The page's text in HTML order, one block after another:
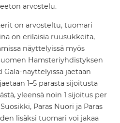
arvostelu.
on arvosteltu, tuomari
on erilaisia ruusukkeita,
näyttelyissä myös
Hamsteriyhdistyksen
Gala-näyttelyissä jaetaan
1–5 parasta sijoitusta
yleensä noin 1 sijoitus per
Paras Nuori ja Paras
lisäksi tuomari voi jakaa